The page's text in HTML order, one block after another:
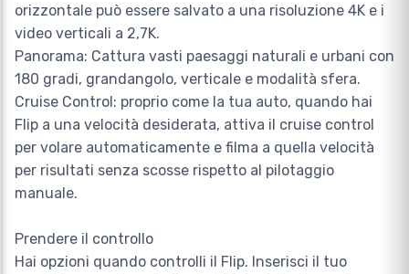
orizzontale può essere salvato a una risoluzione 4K e i
video verticali a 2,7K.
Panorama: Cattura vasti paesaggi naturali e urbani con
180 gradi, grandangolo, verticale e modalità sfera.
Cruise Control: proprio come la tua auto, quando hai
Flip a una velocità desiderata, attiva il cruise control
per volare automaticamente e filma a quella velocità
per risultati senza scosse rispetto al pilotaggio
manuale.
Prendere il controllo
Hai opzioni quando controlli il Flip. Inserisci il tuo